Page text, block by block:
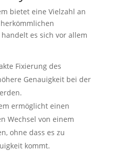
bietet eine Vielzahl an
es sich vor allem
Fixierung des
Genauigkeit bei der
ermöglicht einen
Wechsel von einem
ohne dass es zu
kommt.